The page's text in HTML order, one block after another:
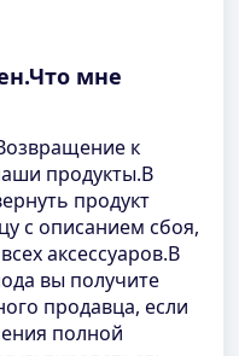
мне
к
продукты.В
продукт
с описанием сбоя,
аксессуаров.В
вы получите
продавца, если
полной